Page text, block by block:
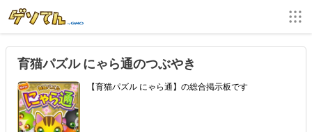
育猫パズル にゃら通のつぶやき
【育猫パズル にゃら通】の総合掲示板です